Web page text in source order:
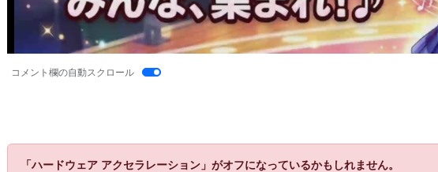
コメント欄の自動スクロール
「ハードウェア アクセラレーション」がオフになっているかもしれません。